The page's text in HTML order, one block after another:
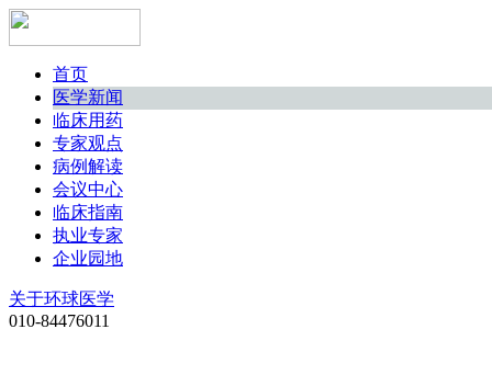
首页
医学新闻
临床用药
专家观点
病例解读
会议中心
临床指南
执业专家
企业园地
关于环球医学
010-84476011